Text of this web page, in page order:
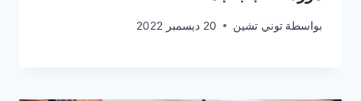
بواسطة توني تشين 20 ديسمبر 2022